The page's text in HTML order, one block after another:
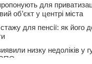
для
об’єкт у центрі міста
для пенсії: як його
низку недоліків у
ВПО